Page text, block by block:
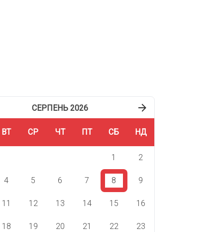
СЕРПЕНЬ 2026
ВТ СР ЧТ ПТ СБ НД
1 2
4 5 6 7 8 9
11 12 13 14 15 16
18 19 20 21 22 23